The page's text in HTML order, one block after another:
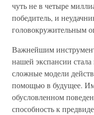
чуть не в четыре
победитель, и
головокружительным
Важнейшим
нашей экспансии
сложные модели
помощью в будущее.
обусловленном
способность к